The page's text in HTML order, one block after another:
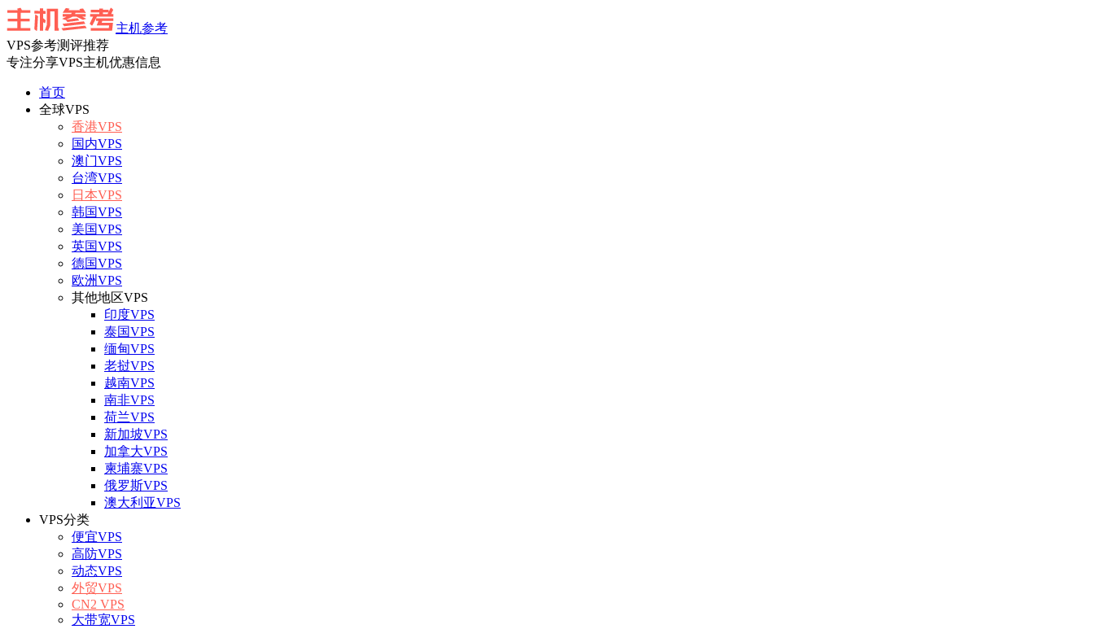
主机参考
VPS参考测评推荐
专注分享VPS主机优惠信息
首页
全球VPS
香港VPS
国内VPS
澳门VPS
台湾VPS
日本VPS
韩国VPS
美国VPS
英国VPS
德国VPS
欧洲VPS
其他地区VPS
印度VPS
泰国VPS
缅甸VPS
老挝VPS
越南VPS
南非VPS
荷兰VPS
新加坡VPS
加拿大VPS
柬埔寨VPS
俄罗斯VPS
澳大利亚VPS
VPS分类
便宜VPS
高防VPS
动态VPS
外贸VPS
CN2 VPS
大带宽VPS